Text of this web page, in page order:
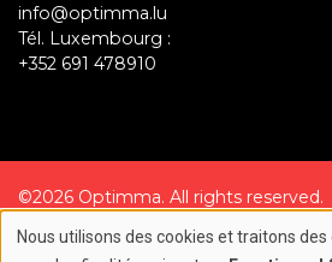
info@optimma.lu
Tél. Luxembourg :
+352 691 478910
©2026 Optimma. All rights reserved.
Création site internet par
Nous utilisons des cookies et traitons